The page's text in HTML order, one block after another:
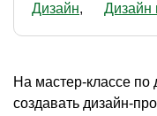
Дизайн Дизайн
На мастер-классе по
создавать дизайн-